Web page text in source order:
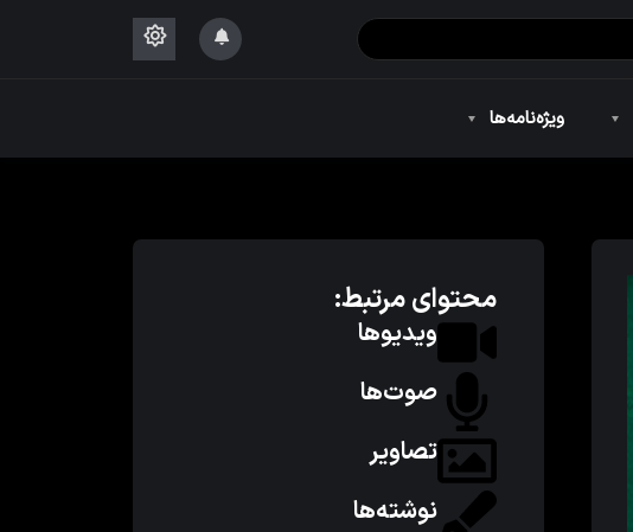
ویژه‌نامه‌ها
محتوای مرتبط:
ویدیوها
صوت‌ها
تصاویر
نوشته‌ها